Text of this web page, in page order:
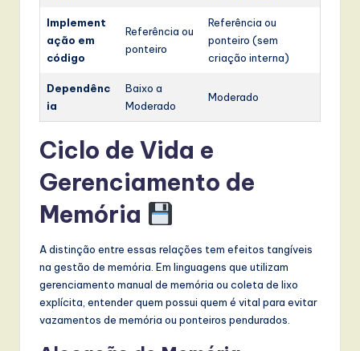
Implement
ação em
código
Referência ou
ponteiro
Referência ou
ponteiro (sem
criação interna)
Dependênc
ia
Baixo a
Moderado
Moderado
Ciclo de Vida e
Gerenciamento de
Memória
A distinção entre essas relações tem efeitos tangíveis
na gestão de memória. Em linguagens que utilizam
gerenciamento manual de memória ou coleta de lixo
explícita, entender quem possui quem é vital para evitar
vazamentos de memória ou ponteiros pendurados.